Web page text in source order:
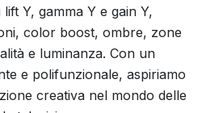
Y, gamma Y e gain Y,
color boost, ombre, zone
e luminanza. Con un
e polifunzionale, aspiriamo
creativa nel mondo delle